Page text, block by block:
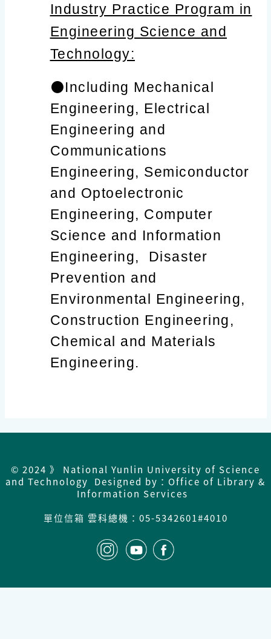
Industry Practice Program in
Engineering Science and
Technology:
⚫️Including Mechanical
Engineering, Electrical
Engineering and
Communications
Engineering, Semiconductor
and Optoelectronic
Engineering, Computer
Science and Information
Engineering, Disaster
Prevention and
Environmental Engineering,
Construction Engineering,
Chemical and Materials
Engineering.
© 2024 》 National Yunlin University of Science
and Technology Designed by：Office of Library &
Information Services
單位信箱 雲科總機： 05-5342601#4010